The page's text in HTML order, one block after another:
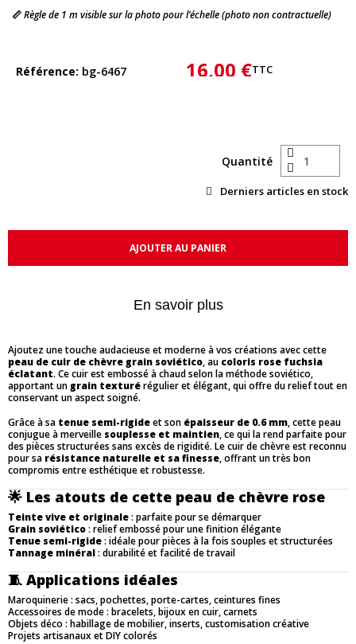
📏Règle de 1 m visible sur la photo pour l’échelle (photo non contractuelle)
Référence bg-6467 16,00 €TTC
Quantité
Derniers articles en stock
AJOUTER AU PANIER
En savoir plus
Ajoutez une touche audacieuse et moderne à vos créations avec cette
peau de cuir de chèvre grain soviético, au coloris rose fuchsia
éclatant. Ce cuir est embossé à chaud selon la méthode soviético,
apportant un grain texturérégulier et élégant, qui offre du relief tout en
conservant un aspect soigné.
Grâce à sa tenue semi-rigideet son épaisseur de 0.6 mm, cette peau
conjugue à merveille souplesse et maintien, ce qui la rend parfaite pour
des pièces structurées sans excès de rigidité. Le cuir de chèvre est reconnu
pour sa résistance naturelle et sa finesse, offrant un très bon
compromis entre esthétique et robustesse.
🌟 Les atouts de cette peau de chèvre rose
Teinte vive et originale: parfaite pour se démarquer
Grain soviético: relief embossé pour une finition élégante
Tenue semi-rigide: idéale pour pièces à la fois souples et structurées
Tannage minéral: durabilité et facilité de travail
🧵 Applications idéales
Maroquinerie : sacs, pochettes, porte-cartes, ceintures fines
Accessoires de mode : bracelets, bijoux en cuir, carnets
Objets déco : habillage de mobilier, inserts, customisation créative
Projets artisanaux et DIY colorés